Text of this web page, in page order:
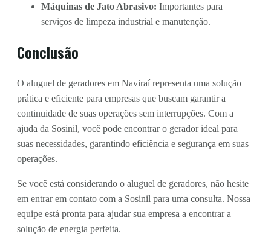
Máquinas de Jato Abrasivo: Importantes para
serviços de limpeza industrial e manutenção.
Conclusão
O aluguel de geradores em Naviraí representa uma solução
prática e eficiente para empresas que buscam garantir a
continuidade de suas operações sem interrupções. Com a
ajuda da Sosinil, você pode encontrar o gerador ideal para
suas necessidades, garantindo eficiência e segurança em suas
operações.
Se você está considerando o aluguel de geradores, não hesite
em entrar em contato com a Sosinil para uma consulta. Nossa
equipe está pronta para ajudar sua empresa a encontrar a
solução de energia perfeita.